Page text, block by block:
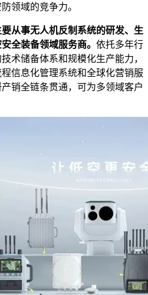
领域的竞争力。
从事无人机反制系统的研发、生
全装备领域服务商。 依托多年行
术储备体系和规模化生产能力，
信息化管理系统和全球化营销服
销全链条贯通，可为多领域客户